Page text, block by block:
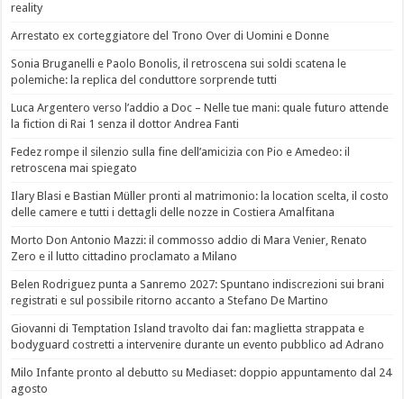
reality
Arrestato ex corteggiatore del Trono Over di Uomini e Donne
Sonia Bruganelli e Paolo Bonolis, il retroscena sui soldi scatena le
polemiche: la replica del conduttore sorprende tutti
Luca Argentero verso l’addio a Doc – Nelle tue mani: quale futuro attende
la fiction di Rai 1 senza il dottor Andrea Fanti
Fedez rompe il silenzio sulla fine dell’amicizia con Pio e Amedeo: il
retroscena mai spiegato
Ilary Blasi e Bastian Müller pronti al matrimonio: la location scelta, il costo
delle camere e tutti i dettagli delle nozze in Costiera Amalfitana
Morto Don Antonio Mazzi: il commosso addio di Mara Venier, Renato
Zero e il lutto cittadino proclamato a Milano
Belen Rodriguez punta a Sanremo 2027: Spuntano indiscrezioni sui brani
registrati e sul possibile ritorno accanto a Stefano De Martino
Giovanni di Temptation Island travolto dai fan: maglietta strappata e
bodyguard costretti a intervenire durante un evento pubblico ad Adrano
Milo Infante pronto al debutto su Mediaset: doppio appuntamento dal 24
agosto